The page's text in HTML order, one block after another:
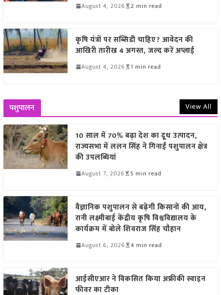
August 4, 2026 2 min read
कृषि यंत्रों पर सब्सिडी चाहिए? आवेदन की
आखिरी तारीख 4 अगस्त, जल्द करें अप्लाई
August 4, 2026 1 min read
पशुपालन View All
10 साल में 70% बढ़ा देश का दूध उत्पादन,
राज्यसभा में ललन सिंह ने गिनाईं पशुपालन क्षेत्र
की उपलब्धियां
August 7, 2026 5 min read
वैज्ञानिक पशुपालन से बढ़ेगी किसानों की आय,
रानी लक्ष्मीबाई केंद्रीय कृषि विश्वविद्यालय के
कार्यक्रम में बोले शिवराज सिंह चौहान
August 6, 2026 4 min read
आईसीएआर ने विकसित किया अफ्रीकी स्वाइन
फीवर का टीका